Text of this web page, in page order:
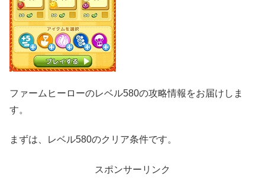
ファームヒーローのレベル580の攻略情報をお届けしま
す。
まずは、レベル580のクリア条件です。
スポンサーリンク